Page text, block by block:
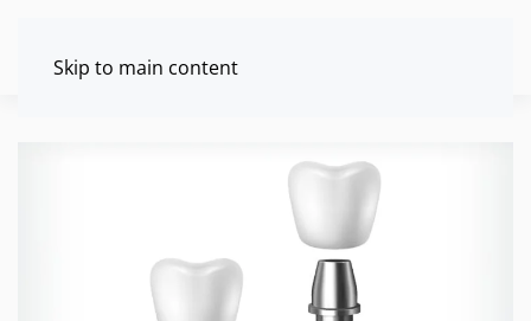
Skip to main content